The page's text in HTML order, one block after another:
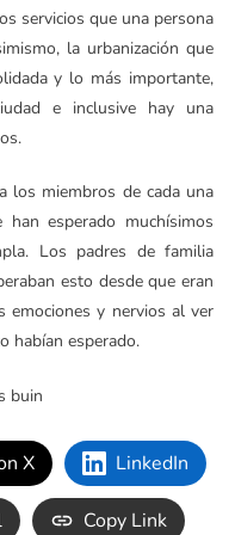
servicios que una persona
la urbanización que
y lo más importante,
e inclusive hay una
los miembros de cada una
esperado muchísimos
Los padres de familia
esto desde que eran
emociones y nervios al ver
habían esperado.
X LinkedIn
Copy Link